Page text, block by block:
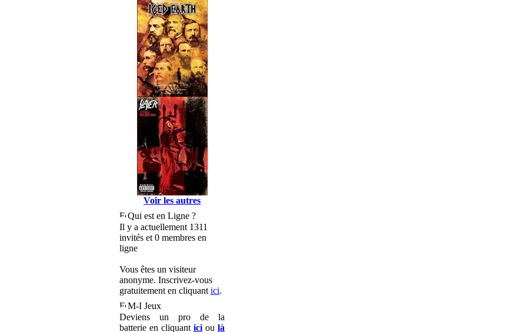
Voir les autres
Qui est en Ligne ?
Il y a actuellement 1311
invités et 0 membres en
ligne
Vous êtes un visiteur
anonyme. Inscrivez-vous
gratuitement en cliquant ici.
M-I Jeux
Deviens un pro de la
batterie en cliquant ici ou là